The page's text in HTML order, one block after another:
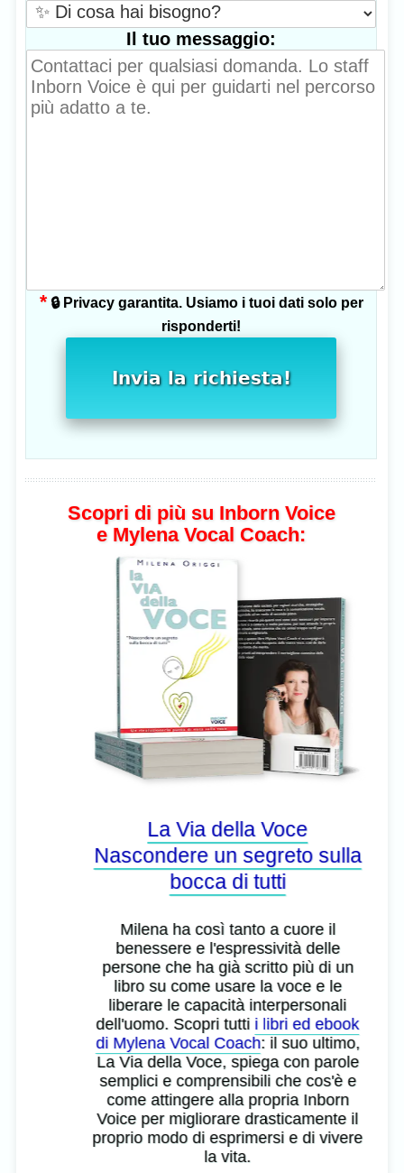
Il tuo messaggio:
*🔒 Privacy garantita. Usiamo i tuoi dati solo per
risponderti!
Invia la richiesta!
Scopri di più su Inborn Voice
e Mylena Vocal Coach:
La Via della Voce
Nascondere un segreto sulla
bocca di tutti
Milena ha così tanto a cuore il
benessere e l'espressività delle
persone che ha già scritto più di un
libro su come usare la voce e le
liberare le capacità interpersonali
dell'uomo. Scopri tuttii libri ed ebook
di Mylena Vocal Coach: il suo ultimo,
La Via della Voce, spiega con parole
semplici e comprensibili che cos'è e
come attingere alla propria Inborn
Voice per migliorare drasticamente il
proprio modo di esprimersi e di vivere
la vita.